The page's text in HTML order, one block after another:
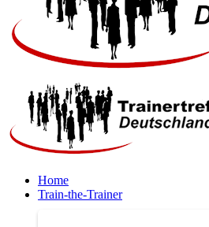
Home
Train-the-Trainer